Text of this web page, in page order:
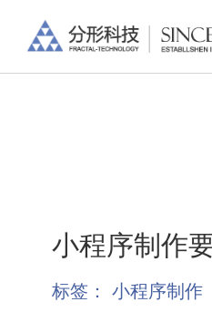
小程序制作
标签： 小程序制作